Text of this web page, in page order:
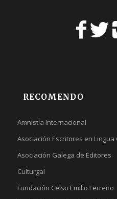
RECOMENDO
Amnistía Internacional
Asociación Escritores en Lingua
Asociación Galega de Editores
Culturgal
Fundación Celso Emilio Ferreiro